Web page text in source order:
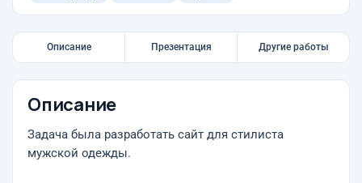
Описание Презентация Другие работы
Описание
Задача была разработать сайт для стилиста
мужской одежды.